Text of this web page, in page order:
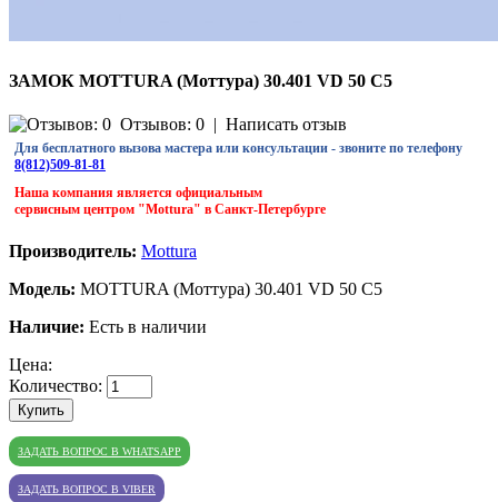
ЗАМОК MOTTURA (Моттура) 30.401 VD 50 C5
Отзывов: 0 | Написать отзыв
Для бесплатного вызова мастера или консультации - звоните по телефону
8(812)509-81-81
Наша компания является официальным
сервисным центром "Mottura" в Санкт-Петербурге
Производитель: Mottura
Модель: MOTTURA (Моттура) 30.401 VD 50 C5
Наличие: Есть в наличии
Цена:
Количество:
Купить
ЗАДАТЬ ВОПРОС В WHATSAPP
ЗАДАТЬ ВОПРОС В VIBER